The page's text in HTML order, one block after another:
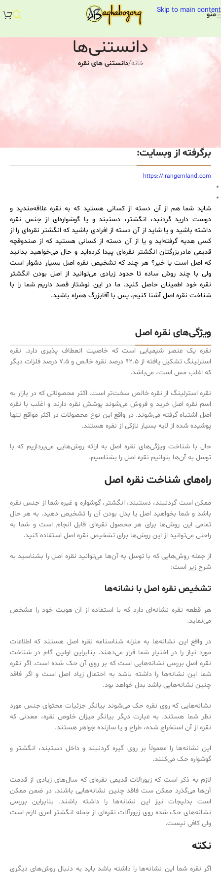
Skip to main content
منو
دانستنی‌ها
خانه/دانستنی های نقره
برگرفته از وبسایت:
https://irangemland.com
شاید شما هم از آن دسته از کسانی هستید که به نقره علاقه‌‌مندید و
دوست دارید گردنبد، انگشتر، دستبند و یا گوشواره‌‌ای از جنس نقره
داشته باشید و یا شاید از آن دسته از افرادی باشید که انگشتر نقره‌‌‌‌ای را از
کسی هدیه گرفته‌‌اید و یا از آن دسته از کسانی هستید که از صندوقچه
قدیمی مادربزرگتان انگشتر نقره‌‌ای پیدا کرده‌‌اید و حال می‌‌خواهید بدانید
که اصل است یا خیر؟ هر چند که تشخیص نقره اصل بسیار دشوار است
ولی با چند روش ساده تا حدود زیادی می‌‌توانید از اصل بودن انگشتر
نقره خود اطمینان حاصل کنید. ما در این نوشتار قصد داریم شما را با
شناخت نقره اصل آشنا کنیم، پس با آقابزرگ همراه باشید.
ویژگی‌‌های نقره اصل
نقره یک عنصر شیمیایی است که خاصیت انعطاف پذیری دارد. نقره
استرلینگ تشکیل یافته از 92.5 درصد نقره خالص و 7.5 درصد فلزات دیگر
که اغلب مس است، می‌‌باشد.
نقره استرلینگ از نقره خالص سخت‌‌تر است. اکثر محصولاتی که در بازار به
اسم نقره اصل خرید و فروش می‌‌شوند پوشش نقره دارند و اغلب با نقره
اصل اشتباه گرفته می‌‌شوند. در واقع این نوع محصولات در اکثر مواقع تنها
پوشیده شده از لایه بسیار نازکی از نقره هستند.
حال با شناخت ویژگی‌‌های نقره اصل به ارائه روش‌‌هایی می‌‌پردازیم که با
توسل به آن‌ها بتوانیم نقره اصل را بشناسیم.
راه‌های شناخت نقره اصل
ممکن است گردنبند، دستبند، انگشتر، گوشواره و غیره شما از جنس نقره
باشد و شما بخواهید اصل یا بدل بودن آن را تشخیص دهید. به هر حال
تمامی این روش‌‌ها برای هر محصول نقره‌‌ای قابل انجام است و شما به
راحتی می‌‌توانید از این روش‌‌ها برای تشخیص نقره اصل استفاده کنید.
از جمله روش‌‌هایی که با توسل به آن‌ها می‌‌توانید نقره اصل را بشناسید به
شرح زیر است:
تشخیص نقره اصل با نشانه‌ها
هر قطعه نقره نشانه‌‌ای دارد که با استفاده از آن هویت خود را مشخص
می‌‌نماید.
در واقع این نشانه‌‌ها به منزله شناسنامه نقره اصل هستند که اطلاعات
مورد نیاز را در اختیار شما قرار می‌‌دهند. بنابراین اولین گام در شناخت
نقره اصل بررسی نشانه‌‌هایی است که بر روی آن حک شده است. اگر نقره
شما این نشانه‌‌ها را داشته باشد به احتمال زیاد اصل است و اگر فاقد
چنین نشانه‌‌هایی باشد بدل خواهد بود.
نشانه‌‌هایی که روی نقره حک می‌‌شوند بیانگر جزئیات محتوای جنس مورد
نظر شما هستند. به عبارت دیگر بیانگر میزان خلوص نقره، معدنی که
نقره از آن استخراج شده، طراح و یا سازنده جواهر هستند.
این نشانه‌‌ها را معمولاً بر روی گیره گردنبند و داخل دستبند، انگشتر و
گوشواره حک می‌‌کنند.
لازم به ذکر است که زیورآلات قدیمی نقره‌‌ای که سال‌‌های زیادی از قدمت
آن‌ها می‌‌گذرد ممکن ست فاقد چنین نشانه‌‌هایی باشند. در ضمن ممکن
است بدلیجات نیز این نشانه‌‌ها را داشته باشند. بنابراین بررسی
نشانه‌‌های حک شده روی زیورآلات نقره‌‌ای از جمله انگشتر امری لازم است
ولی کافی نیست.
نکته
اگر نقره‌ شما این نشانه‌‌ها را داشته باشد باید به دنبال روش‌‌های دیگری